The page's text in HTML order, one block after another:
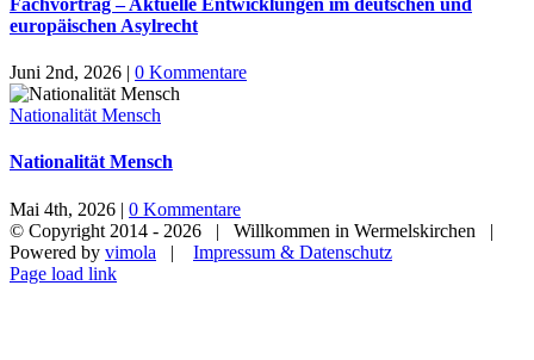
europäischen Asylrecht
Juni 2nd, 2026 | 0 Kommentare
Nationalität Mensch
Nationalität Mensch
Mai 4th, 2026 | 0 Kommentare
© Copyright 2014 - 2026 | Willkommen in Wermelskirchen |
Powered by vimola | Impressum & Datenschutz
Page load link